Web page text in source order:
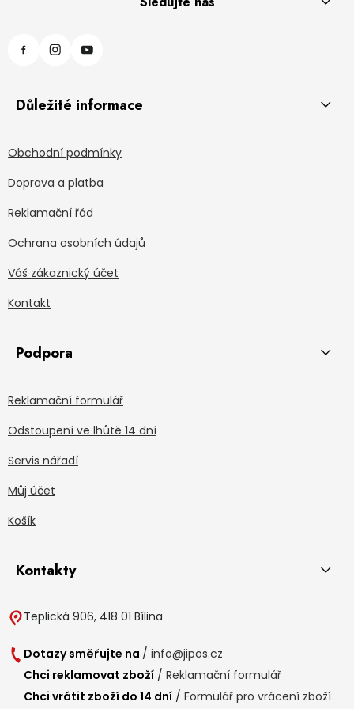
Důležité informace
Obchodní podmínky
Doprava a platba
Reklamační řád
Ochrana osobních údajů
Váš zákaznický účet
Kontakt
Podpora
Reklamační formulář
Odstoupení ve lhůtě 14 dní
Servis nářadí
Můj účet
Košík
Kontakty
Teplická 906, 418 01 Bílina
Dotazy směřujte na / info@jipos.cz
Chci reklamovat zboží / Reklamační formulář
Chci vrátit zboží do 14 dní / Formulář pro vrácení zboží